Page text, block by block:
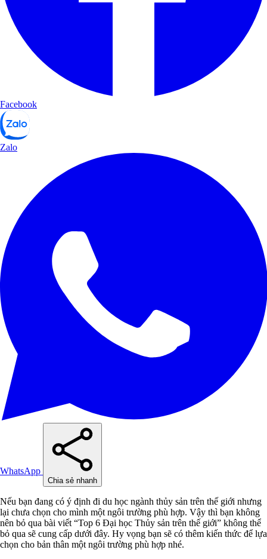
Facebook
Zalo
WhatsApp
Chia sẻ nhanh
Nếu bạn đang có ý định đi du học ngành thủy sản trên thế giới nhưng
lại chưa chọn cho mình một ngôi trường phù hợp. Vậy thì bạn không
nên bỏ qua bài viết “Top 6 Đại học Thủy sản trên thế giới” không thể
bỏ qua sẽ cung cấp dưới đây. Hy vọng bạn sẽ có thêm kiến thức để lựa
chọn cho bản thân một ngôi trường phù hợp nhé.